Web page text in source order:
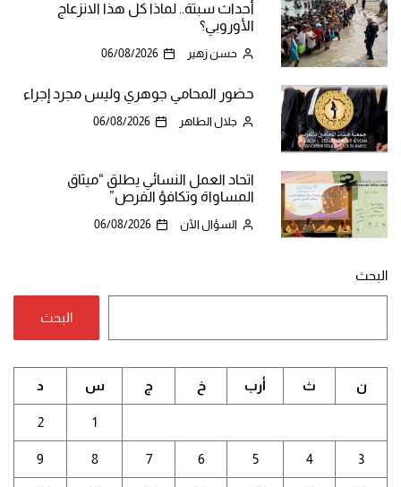
أحداث سبتة.. لماذا كل هذا الانزعاج
الأوروبي؟
حسن زهير 06/08/2026
حضور المحامي جوهري وليس مجرد إجراء
جلال الطاهر 06/08/2026
اتحاد العمل النسائي يطلق “ميثاق
المساواة وتكافؤ الفرص”
السؤال الآن 06/08/2026
البحث
البحث
ن ث أرب خ ج س د
1
2
3
4
5
6
7
8
9